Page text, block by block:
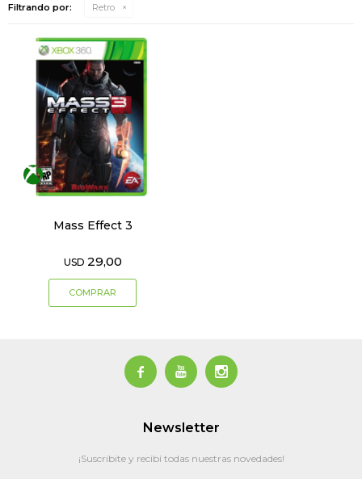
Filtrando por: Retro
Mass Effect 3
USD 29,00
  
Newsletter
¡Suscribite y recibí todas nuestras novedades!